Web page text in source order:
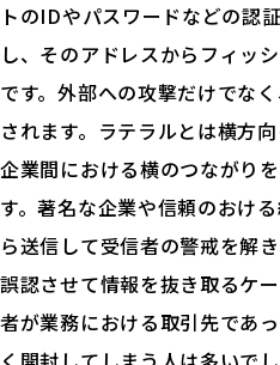
トのIDやパスワードなどの認
し、そのアドレスからフィッ
です。外部への攻撃だけでな
されます。ラテラルとは横方
企業間における横のつながり
す。著名な企業や信頼のおけ
ら送信して受信者の警戒を解
誤認させて情報を抜き取るケ
者が業務における取引先であ